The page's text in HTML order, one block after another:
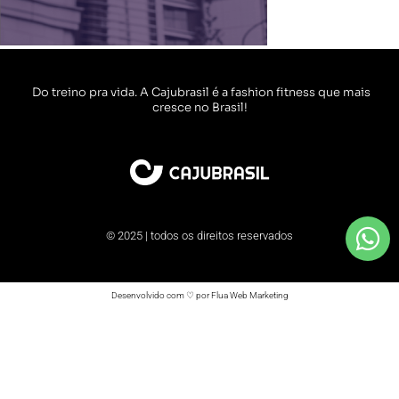
Do treino pra vida. A Cajubrasil é a fashion fitness que mais
cresce no Brasil!
© 2025 | todos os direitos reservados
Desenvolvido com ♡ por Flua Web Marketing